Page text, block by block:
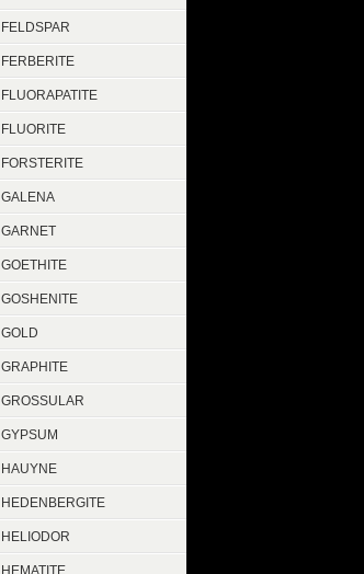
FELDSPAR
FERBERITE
FLUORAPATITE
FLUORITE
FORSTERITE
GALENA
GARNET
GOETHITE
GOSHENITE
GOLD
GRAPHITE
GROSSULAR
GYPSUM
HAUYNE
HEDENBERGITE
HELIODOR
HEMATITE